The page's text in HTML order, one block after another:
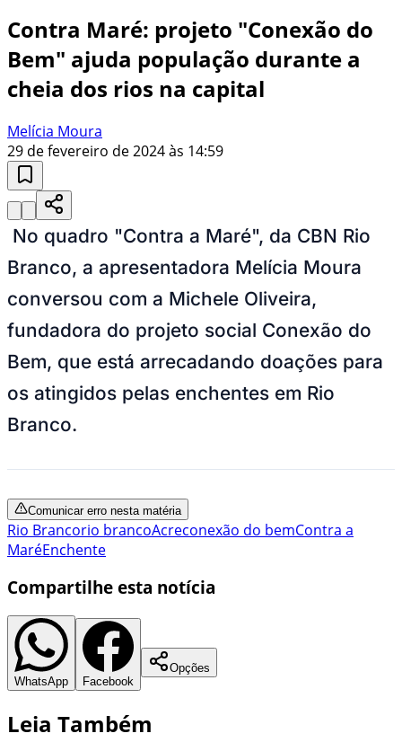
Contra Maré: projeto "Conexão do
Bem" ajuda população durante a
cheia dos rios na capital
Melícia Moura
29 de fevereiro de 2024 às 14:59
No quadro "Contra a Maré", da CBN Rio
Branco, a apresentadora Melícia Moura
conversou com a Michele Oliveira,
fundadora do projeto social Conexão do
Bem, que está arrecadando doações para
os atingidos pelas enchentes em Rio
Branco.
Comunicar erro nesta matéria
Rio Brancorio brancoAcreconexão do bemContra a
MaréEnchente
Compartilhe esta notícia
WhatsApp Facebook
Opções
Leia Também